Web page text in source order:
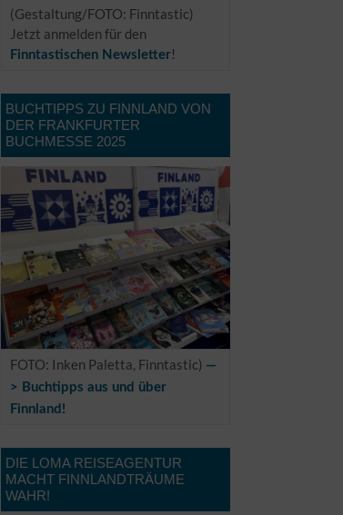
(Gestaltung/FOTO: Finntastic)
Jetzt anmelden für den
Finntastischen Newsletter!
BUCHTIPPS ZU FINNLAND VON
DER FRANKFURTER
BUCHMESSE 2025
FOTO: Inken Paletta, Finntastic) —
> Buchtipps aus und über
Finnland!
DIE LOMA REISEAGENTUR
MACHT FINNLANDTRÄUME
WAHR!